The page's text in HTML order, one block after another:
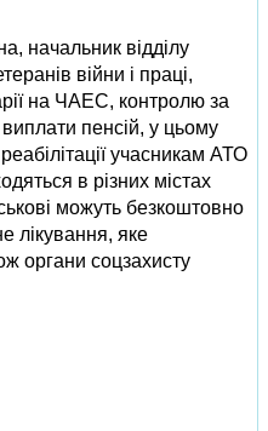
начальник відділу
війни і праці,
на ЧАЕС, контролю за
пенсій, у цьому
учасникам АТО
в різних містах
можуть безкоштовно
лікування, яке
органи соцзахисту